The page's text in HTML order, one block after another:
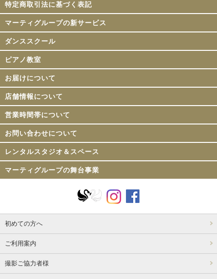
特定商取引法に基づく表記
マーティグループの新サービス
ダンススクール
ピアノ教室
お届けについて
店舗情報について
営業時間帯について
お問い合わせについて
レンタルスタジオ＆スペース
マーティグループの舞台事業
初めての方へ
ご利用案内
撮影ご協力者様